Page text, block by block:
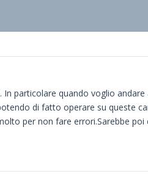
particolare quando voglio andare
di fatto operare su queste
per non fare errori.Sarebbe